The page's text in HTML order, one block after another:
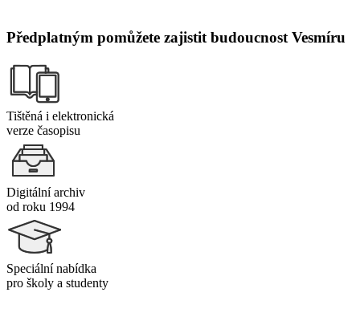
Předplatným pomůžete zajistit budoucnost Vesmíru
Tištěná i elektronická
verze časopisu
Digitální archiv
od roku 1994
Speciální nabídka
pro školy a studenty